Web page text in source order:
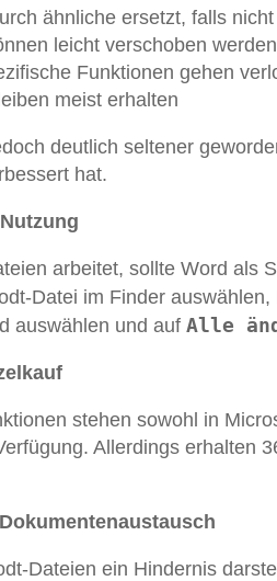
ähnliche ersetzt, falls
leicht verschoben werden
Funktionen gehen
meist erhalten
deutlich seltener
hat.
arbeitet, sollte Word als
Datei im Finder auswählen,
auswählen und auf Alle
stehen sowohl in
Allerdings erhalten
Dateien ein Hindernis